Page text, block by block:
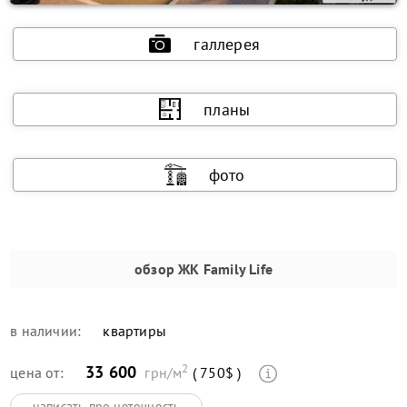
галлерея
планы
фото
обзор ЖК Family Life
в наличии: квартиры
цена от: 33 600 грн/м2 ( 750$ )